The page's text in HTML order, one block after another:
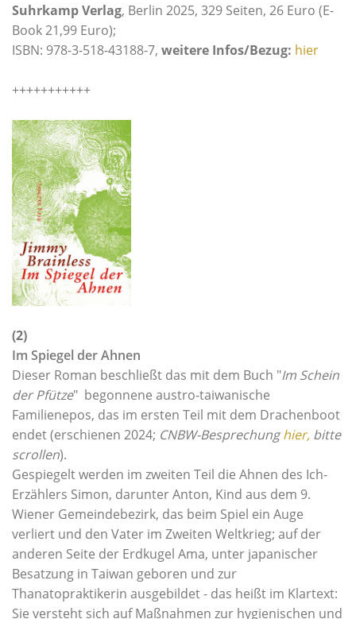
Suhrkamp Verlag, Berlin 2025, 329 Seiten, 26 Euro (E-
Book 21,99 Euro);
ISBN: 978-3-518-43188-7, weitere Infos/Bezug: hier
+++++++++++
(2)
Im Spiegel der Ahnen
Dieser Roman beschließt das mit dem Buch "Im Schein
der Pfütze" begonnene austro-taiwanische
Familienepos, das im ersten Teil mit dem Drachenboot
endet (erschienen 2024; CNBW-Besprechunghier, bitte
scrollen).
Gespiegelt werden im zweiten Teil die Ahnen des Ich-
Erzählers Simon, darunter Anton, Kind aus dem 9.
Wiener Gemeindebezirk, das beim Spiel ein Auge
verliert und den Vater im Zweiten Weltkrieg; auf der
anderen Seite der Erdkugel Ama, unter japanischer
Besatzung in Taiwan geboren und zur
Thanatopraktikerin ausgebildet - das heißt im Klartext:
Sie versteht sich auf Maßnahmen zur hygienischen und